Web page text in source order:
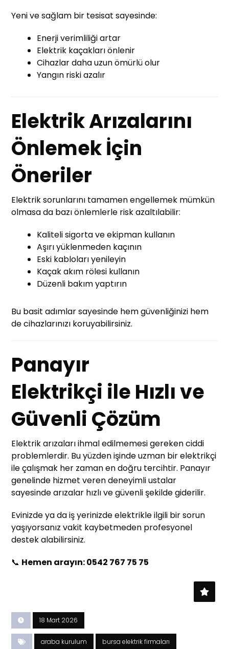
Yeni ve sağlam bir tesisat sayesinde:
Enerji verimliliği artar
Elektrik kaçakları önlenir
Cihazlar daha uzun ömürlü olur
Yangın riski azalır
Elektrik Arızalarını
Önlemek İçin
Öneriler
Elektrik sorunlarını tamamen engellemek mümkün
olmasa da bazı önlemlerle risk azaltılabilir:
Kaliteli sigorta ve ekipman kullanın
Aşırı yüklenmeden kaçının
Eski kabloları yenileyin
Kaçak akım rölesi kullanın
Düzenli bakım yaptırın
Bu basit adımlar sayesinde hem güvenliğinizi hem
de cihazlarınızı koruyabilirsiniz.
Panayır
Elektrikçi ile Hızlı ve
Güvenli Çözüm
Elektrik arızaları ihmal edilmemesi gereken ciddi
problemlerdir. Bu yüzden işinde uzman bir elektrikçi
ile çalışmak her zaman en doğru tercihtir. Panayır
genelinde hizmet veren deneyimli ustalar
sayesinde arızalar hızlı ve güvenli şekilde giderilir.
Evinizde ya da iş yerinizde elektrikle ilgili bir sorun
yaşıyorsanız vakit kaybetmeden profesyonel
destek alabilirsiniz.
📞 Hemen arayın: 0542 767 75 75
18 Mart 2026
araba kurulum bursa elektrik firmaları